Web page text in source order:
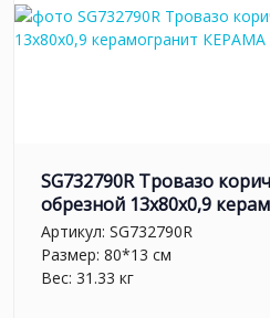
SG732790R Тровазо
обрезной 13x80x0,9
Артикул: SG732790R
Размер: 80*13 см
Вес: 31.33 кг